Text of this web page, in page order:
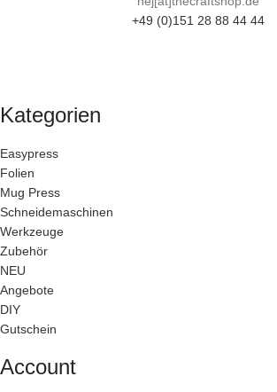
+49 (0)151 28 88 44 44
Kategorien
Easypress
Folien
Mug Press
Schneidemaschinen
Werkzeuge
Zubehör
NEU
Angebote
DIY
Gutschein
Account